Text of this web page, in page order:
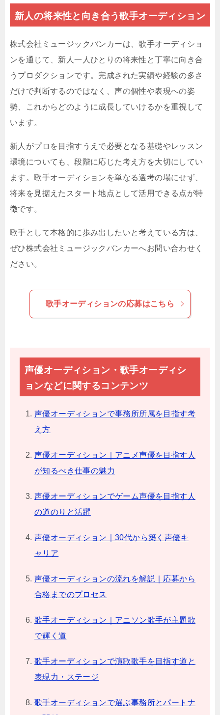
新人の将来性と向き合う歌手オーディション
株式会社ミュージックバンカーは、歌手オーディショ
ンを通じて、新人一人ひとりの将来性と丁寧に向き合
うプロダクションです。完成された実績や経験の多さ
だけで判断するのではなく、声の個性や表現への姿
勢、これからどのように成長していけるかを重視して
います。
新人がプロを目指すうえで必要となる基礎やレッスン
環境についても、段階に応じた考え方を大切にしてい
ます。歌手オーディションを単なる選考の場にせず、
将来を見据えたスタート地点として活用できる点が特
徴です。
歌手として本格的に歩み出したいと考えている方は、
ぜひ株式会社ミュージックバンカーへお問い合わせく
ださい。
歌手オーディションの応募はこちら
声優オーディション・歌手オーディシ
ョンなどに関するコンテンツ
声優オーディションで事務所所属を目指す考
え方
声優オーディション｜アニメ声優を目指す人
が知るべき仕事の魅力
声優オーディションでゲーム声優を目指す人
の道のりと活躍
声優オーディション｜30代から築く声優キ
ャリア
声優オーディションの流れを解説｜応募から
合格までのプロセス
歌手オーディション｜アニソン歌手が主題歌
で輝く道
歌手オーディションで演歌歌手を目指す道と
表現力・ステージ
歌手オーディションで選ぶ事務所とパートナ